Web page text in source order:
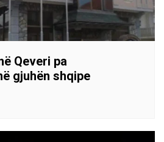
Qeveri pa
gjuhën shqipe